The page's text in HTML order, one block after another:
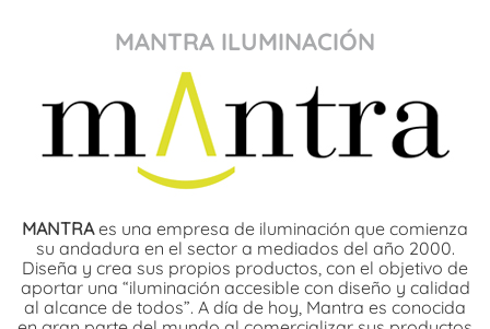
MANTRA ILUMINACIÓN
MANTRAes una empresa de iluminación que comienza
su andadura en el sector a mediados del año 2000.
Diseña y crea sus propios productos, con el objetivo de
aportar una “iluminación accesible con diseño y calidad
al alcance de todos”. A día de hoy, Mantra es conocida